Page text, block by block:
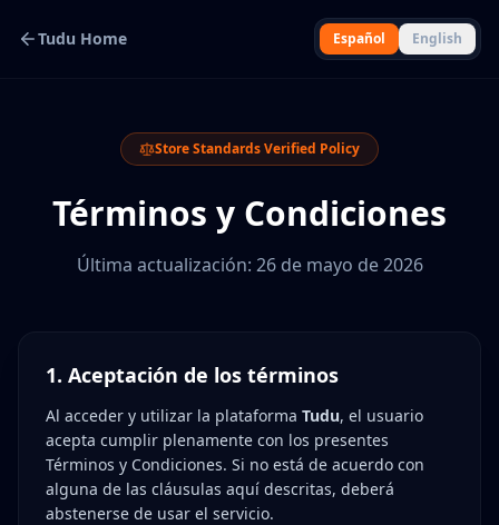
Tudu Home Español English
Store Standards Verified Policy
Términos y Condiciones
Última actualización: 26 de mayo de 2026
1. Aceptación de los términos
Al acceder y utilizar la plataforma Tudu, el usuario
acepta cumplir plenamente con los presentes
Términos y Condiciones. Si no está de acuerdo con
alguna de las cláusulas aquí descritas, deberá
abstenerse de usar el servicio.